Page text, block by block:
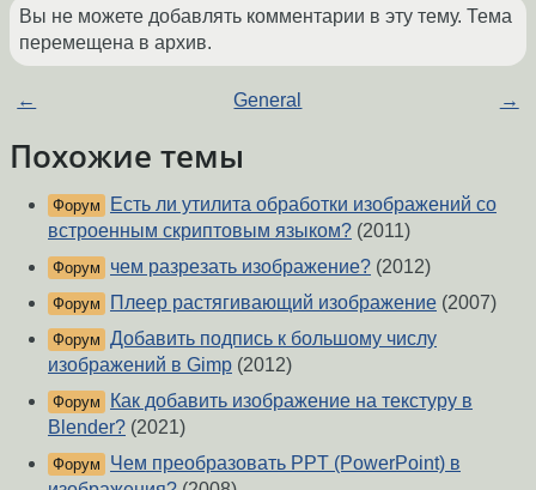
Вы не можете добавлять комментарии в эту тему. Тема
перемещена в архив.
← General →
Похожие темы
Форум
Есть ли утилита обработки изображений со
встроенным скриптовым языком? (2011)
Форум чем разрезать изображение? (2012)
Форум Плеер растягивающий изображение (2007)
Форум Добавить подпись к большому числу
изображений в Gimp (2012)
Форум
Как добавить изображение на текстуру в
Blender? (2021)
Форум
Чем преобразовать PPT (PowerPoint) в